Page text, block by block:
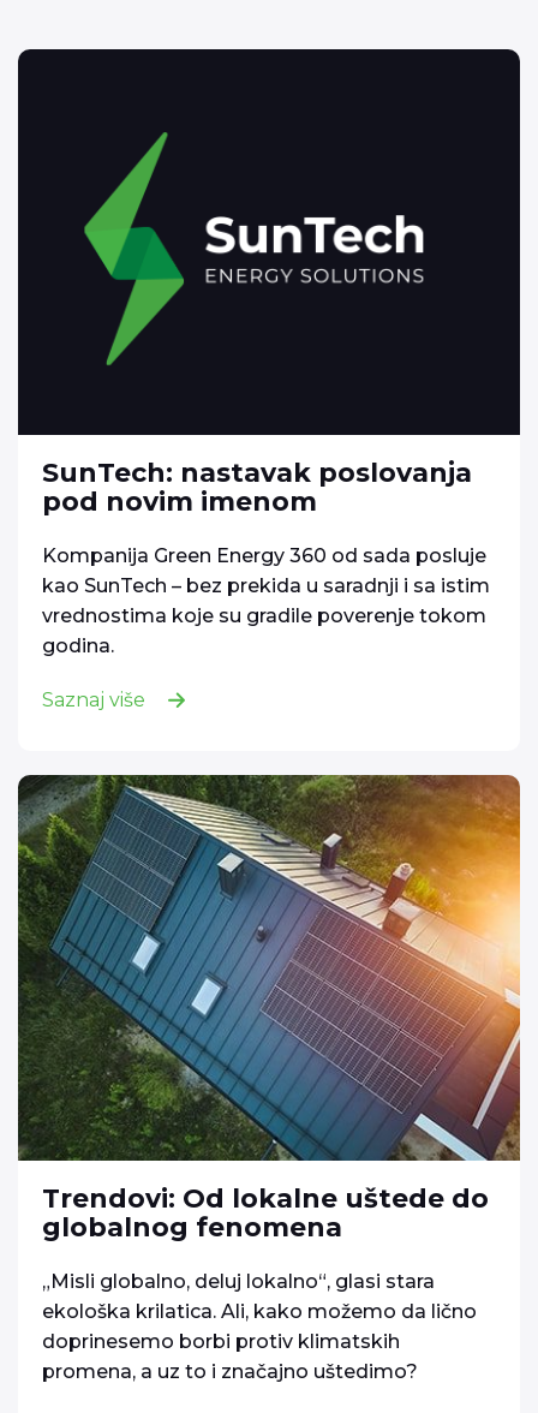
SunTech: nastavak poslovanja
pod novim imenom
Kompanija Green Energy 360 od sada posluje
kao SunTech – bez prekida u saradnji i sa istim
vrednostima koje su gradile poverenje tokom
godina.
Saznaj više
Trendovi: Od lokalne uštede do
globalnog fenomena
„Misli globalno, deluj lokalno“, glasi stara
ekološka krilatica. Ali, kako možemo da lično
doprinesemo borbi protiv klimatskih
promena, a uz to i značajno uštedimo?